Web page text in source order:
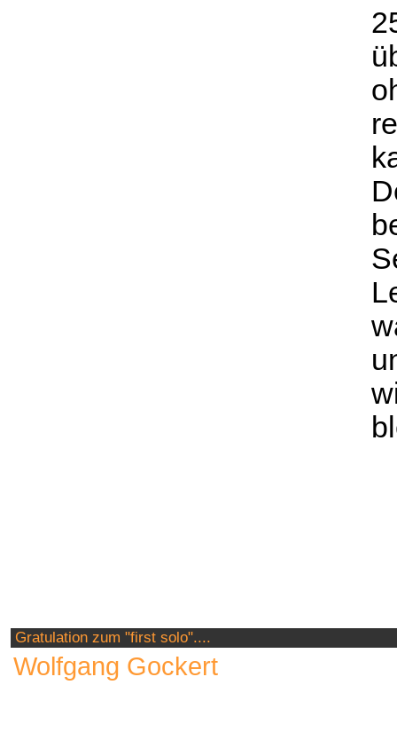
Gratulation zum "first solo"....
Wolfgang Gockert